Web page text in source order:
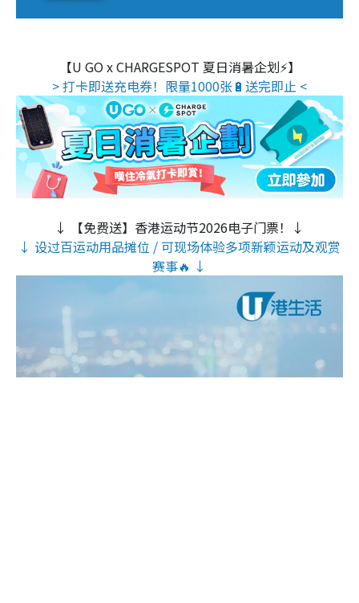
【U GO x CHARGESPOT 夏日消暑企划⚡】
> 打卡即送充电券！限量1000张🔋送完即止 <
↓ 【免费送】香港运动节2026电子门票！↓
↓ 设过百运动用品摊位 / 可现场体验多项新颖运动及观赏
赛事🔥 ↓